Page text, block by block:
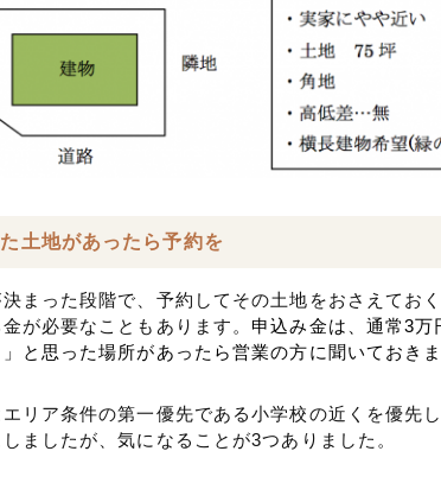
土地があったら予約を
まった段階で、予約してその土地をおさえてお
が必要なこともあります。 申込み金は、通常3万
」と思った場所があったら営業の方に聞いておきま
リア条件の第一優先である小学校の近くを優先
ましたが、気になることが3つありました。